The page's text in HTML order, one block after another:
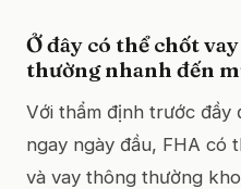
Ở đây có thể chốt
thường nhanh đến
Với thẩm định trước đầy
ngay ngày đầu, FHA có
và vay thông thường